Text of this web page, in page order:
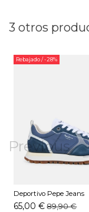
3 otros
Previous
Rebajado/ -28%
Deportivo Pepe Jeans
PMS400035 Azul
65,00 € 89,90 €